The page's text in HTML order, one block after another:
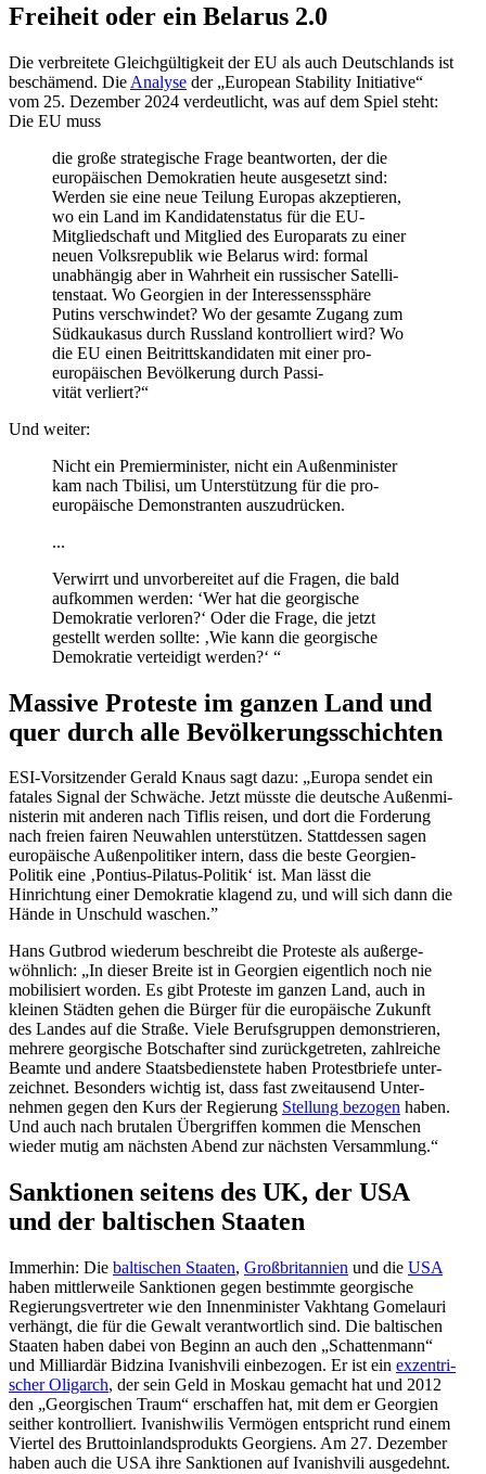
Freiheit oder ein Belarus 2.0
Die verbreitete Gleich­gül­tigkeit der EU als auch Deutsch­lands ist
beschämend. Die Analyse der „European Stability Initiative“
vom 25. Dezember 2024 verdeut­licht, was auf dem Spiel steht:
Die EU muss
die große strate­gische Frage beant­worten, der die
europäi­schen Demokratien heute ausge­setzt sind:
Werden sie eine neue Teilung Europas akzep­tieren,
wo ein Land im Kandi­da­ten­status für die EU-
Mitglied­schaft und Mitglied des Europarats zu einer
neuen Volks­re­publik wie Belarus wird: formal
unabhängig aber in Wahrheit ein russi­scher Satel­li­
ten­staat. Wo Georgien in der Inter­es­sens­sphäre
Putins verschwindet? Wo der gesamte Zugang zum
Südkau­kasus durch Russland kontrol­liert wird? Wo
die EU einen Beitritts­kan­di­daten mit einer pro-
europäi­schen Bevöl­kerung durch Passi­
vität verliert?“
Und weiter:
Nicht ein Premier­mi­nister, nicht ein Außen­mi­nister
kam nach Tbilisi, um Unter­stützung für die pro-
europäische Demons­tranten auszudrücken.
...
Verwirrt und unvor­be­reitet auf die Fragen, die bald
aufkommen werden: ‘Wer hat die georgische
Demokratie verloren?‘ Oder die Frage, die jetzt
gestellt werden sollte: ‚Wie kann die georgische
Demokratie verteidigt werden?‘ “
Massive Proteste im ganzen Land und
quer durch alle Bevölkerungsschichten
ESI-Vorsit­zender Gerald Knaus sagt dazu: „Europa sendet ein
fatales Signal der Schwäche. Jetzt müsste die deutsche Außen­mi­
nis­terin mit anderen nach Tiflis reisen, und dort die Forderung
nach freien fairen Neuwahlen unter­stützen. Statt­dessen sagen
europäische Außen­po­li­tiker intern, dass die beste Georgien-
Politik eine ‚Pontius-Pilatus-Politik‘ ist. Man lässt die
Hinrichtung einer Demokratie klagend zu, und will sich dann die
Hände in Unschuld waschen.”
Hans Gutbrod wiederum beschreibt die Proteste als außer­ge­
wöhnlich: „In dieser Breite ist in Georgien eigentlich noch nie
mobili­siert worden. Es gibt Proteste im ganzen Land, auch in
kleinen Städten gehen die Bürger für die europäische Zukunft
des Landes auf die Straße. Viele Berufs­gruppen demons­trieren,
mehrere georgische Botschafter sind zurück­ge­treten, zahlreiche
Beamte und andere Staats­be­dienstete haben Protest­briefe unter­
zeichnet. Besonders wichtig ist, dass fast zweitausend Unter­
nehmen gegen den Kurs der Regierung Stellung bezogen haben.
Und auch nach brutalen Übergriffen kommen die Menschen
wieder mutig am nächsten Abend zur nächsten Versammlung.“
Sanktionen seitens des UK, der USA
und der balti­schen Staaten
Immerhin: Die balti­schen Staaten, Großbri­tannien und die USA
haben mittler­weile Sanktionen gegen bestimmte georgische
Regie­rungs­ver­treter wie den Innen­mi­nister Vakhtang Gomelauri
verhängt, die für die Gewalt verant­wortlich sind. Die balti­schen
Staaten haben dabei von Beginn an auch den „Schat­tenmann“
und Milli­ardär Bidzina Ivanishvili einbe­zogen. Er ist ein exzen­tri­
scher Oligarch, der sein Geld in Moskau gemacht hat und 2012
den „Georgi­schen Traum“ erschaffen hat, mit dem er Georgien
seither kontrol­liert. Ivanishwilis Vermögen entspricht rund einem
Viertel des Brutto­in­lands­pro­dukts Georgiens. Am 27. Dezember
haben auch die USA ihre Sanktionen auf Ivanishvili ausgedehnt.